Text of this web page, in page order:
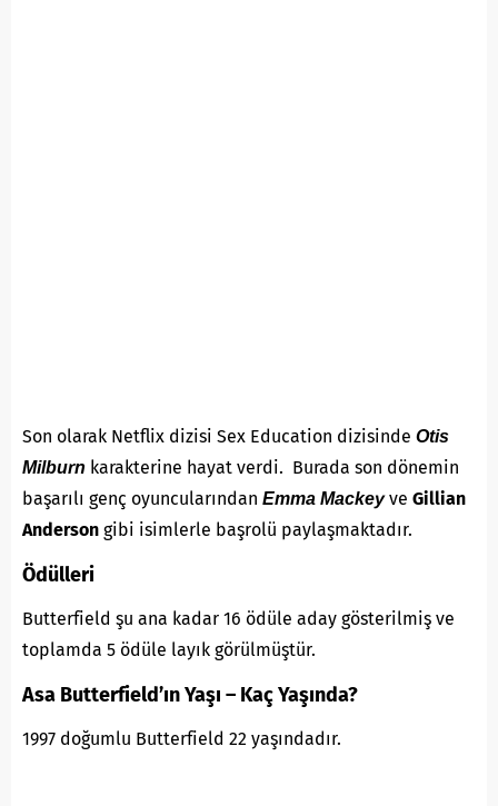
Son olarak Netflix dizisi Sex Education dizisinde Otis
Milburn karakterine hayat verdi. Burada son dönemin
başarılı genç oyuncularından Emma Mackeyve Gillian
Anderson gibi isimlerle başrolü paylaşmaktadır.
Ödülleri
Butterfield şu ana kadar 16 ödüle aday gösterilmiş ve
toplamda 5 ödüle layık görülmüştür.
Asa Butterfield’ın Yaşı – Kaç Yaşında?
1997 doğumlu Butterfield 22 yaşındadır.